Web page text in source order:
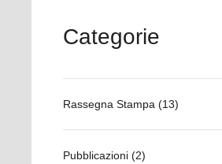
Categorie
Rassegna Stampa (13)
Pubblicazioni (2)